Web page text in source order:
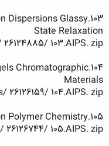
103.Free Radical Copolimerization Dispersions Glassy
State Relaxation
103.AIPS. zip
104.Polyelectrolyte s Hydrogels Chromatographic
Materials
26126159/ 104.AIPS. zip
105.Recent Trends in Radiation Polymer Chemistry
105.AIPS. zip